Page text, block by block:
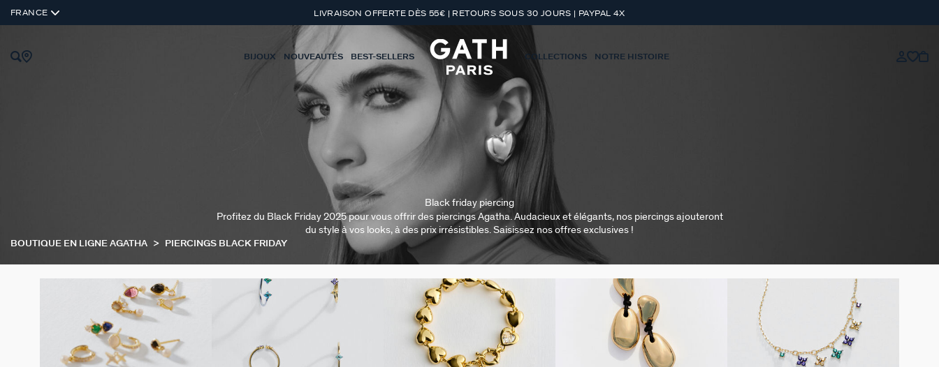
FRANCE LIVRAISON OFFERTE DÈS 55€ | RETOURS SOUS 30 JOURS | PAYPAL 4X
BIJOUX NOUVEAUTÉS BEST-SELLERS COLLECTIONS NOTRE HISTOIRE
Black friday piercing
Profitez du Black Friday 2025 pour vous offrir des piercings Agatha. Audacieux et élégants, nos piercings ajouteront
du style à vos looks, à des prix irrésistibles. Saisissez nos offres exclusives !
BOUTIQUE EN LIGNE AGATHA PIERCINGS BLACK FRIDAY